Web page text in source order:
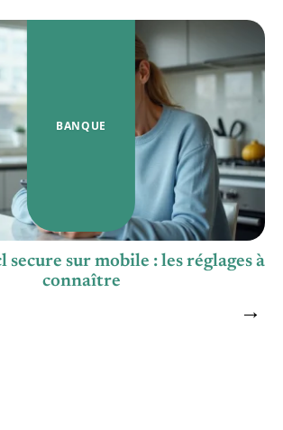
BANQUE
sur mobile : les réglages à
connaître